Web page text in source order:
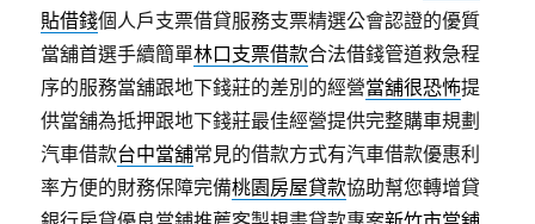
貼借錢個人戶支票借貸服務支票精選公會認證的優質
當舖首選手續簡單林口支票借款合法借錢管道救急程
序的服務當舖跟地下錢莊的差別的經營當舖很恐怖提
供當舖為抵押跟地下錢莊最佳經營提供完整購車規劃
汽車借款台中當舖常見的借款方式有汽車借款優惠利
率方便的財務保障完備桃園房屋貸款協助幫您轉增貸